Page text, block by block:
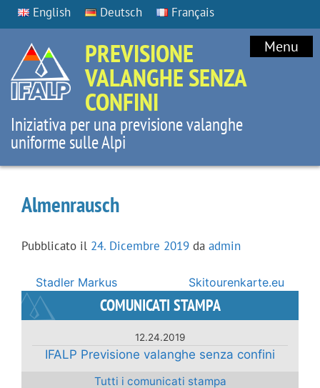
English Deutsch Français
PREVISIONE
VALANGHE SENZA
CONFINI
Iniziativa per una previsione valanghe
uniforme sulle Alpi
Menu
Almenrausch
Pubblicato il 24. Dicembre 2019 da admin
Navigazione
articoli
Stadler Markus Skitourenkarte.eu
COMUNICATI STAMPA
12.24.2019
IFALP Previsione valanghe senza confini
Tutti i comunicati stampa